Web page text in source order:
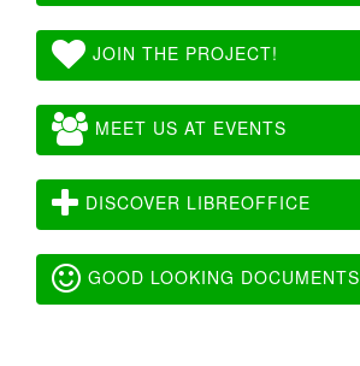
JOIN THE PROJECT!
MEET US AT EVENTS
DISCOVER LIBREOFFICE
GOOD LOOKING DOCUMENTS